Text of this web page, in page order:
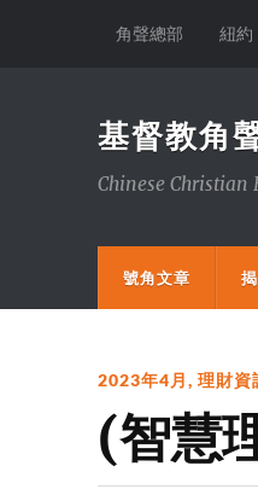
角聲總部 紐約
基督教角
Chinese Christian
號角文章
2023年4月, 理財資
(智慧